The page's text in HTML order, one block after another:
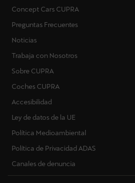
Concept Cars CUPRA
Preguntas Frecuentes
Noticias
Trabaja con Nosotros
Sobre CUPRA
Coches CUPRA
Accesibilidad
Ley de datos de la UE
Política Medioambiental
Política de Privacidad ADAS
Canales de denuncia